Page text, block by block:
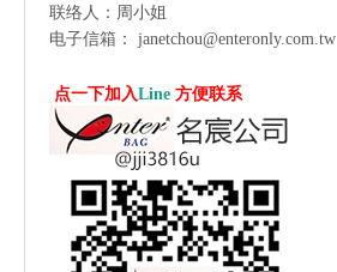
联络人：周小姐
电子信箱： janetchou@enteronly.com.tw
点一下加入Line 方便联系